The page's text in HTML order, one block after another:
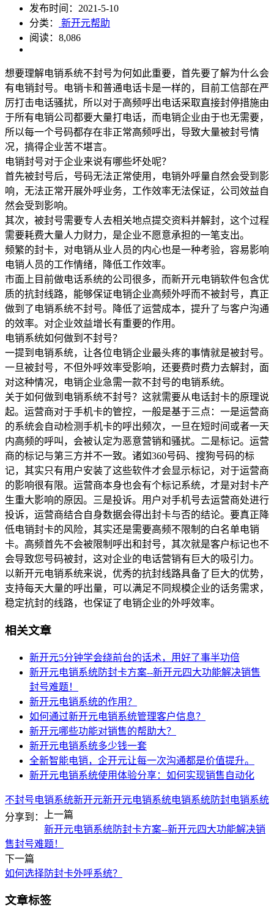
发布时间：2021-5-10
分类：
新开元帮助
阅读：8,086
想要理解电销系统不封号为何如此重要，首先要了解为什么会
有电销封号。电销卡和普通电话卡是一样的，目前工信部在严
厉打击电话骚扰，所以对于高频呼出电话采取直接封停措施由
于所有电销公司都要大量打电话，而电销企业由于也无需要，
所以每一个号码都存在非正常高频呼出，导致大量被封号情
况，搞得企业苦不堪言。
电销封号对于企业来说有哪些坏处呢？
首先被封号后，号码无法正常使用，电销外呼量自然会受到影
响，无法正常开展外呼业务，工作效率无法保证，公司效益自
然会受到影响。
其次，被封号需要专人去相关地点提交资料并解封，这个过程
需要耗费大量人力财力，是企业不愿意承担的一笔支出。
频繁的封卡，对电销从业人员的内心也是一种考验，容易影响
电销人员的工作情绪，降低工作效率。
市面上目前做电话系统的公司很多，而新开元电销软件包含优
质的抗封线路，能够保证电销企业高频外呼而不被封号，真正
做到了电销系统不封号。降低了运营成本，提升了与客户沟通
的效率。对企业效益增长有重要的作用。
电销系统如何做到不封号？
一提到电销系统，让各位电销企业最头疼的事情就是被封号。
一旦被封号，不但外呼效率受影响，还要费时费力去解封，面
对这种情况，电销企业急需一款不封号的电销系统。
关于如何做到电销系统不封号？这就需要从电话封卡的原理说
起。运营商对于手机卡的管控，一般是基于三点：一是运营商
的系统会自动检测手机卡的呼出频次，一旦在短时间或者一天
内高频的呼叫，会被认定为恶意营销和骚扰。二是标记。运营
商的标记与第三方并不一致。诸如360号码、搜狗号码的标
记，其实只有用户安装了这些软件才会显示标记，对于运营商
的影响很有限。运营商本身也会有个标记系统，才是对封卡产
生重大影响的原因。三是投诉。用户对手机号去运营商处进行
投诉，运营商结合自身数据会得出封卡与否的结论。要真正降
低电销封卡的风险，其实还是需要高频不限制的白名单电销
卡。高频首先不会被限制呼出和封号，其次就是客户标记也不
会导致您号码被封，这对企业的电话营销有巨大的吸引力。
以新开元电销系统来说，优秀的抗封线路具备了巨大的优势，
支持每天大量的呼出量，可以满足不同规模企业的话务需求，
稳定抗封的线路，也保证了电销企业的外呼效率。
相关文章
新开元5分钟学会绕前台的话术，用好了事半功倍
新开元电销系统防封卡方案--新开元四大功能解决销售
封号难题！
新开元电销系统的作用？
如何通过新开元电销系统管理客户信息？
新开元哪些功能对销售的帮助大？
新开元电销系统多少钱一套
全新智能电销，企开元让每一次沟通都是价值提升。
新开元电销系统使用体验分享：如何实现销售自动化
不封号电销系统新开元新开元电销系统电销系统防封电销系统
分享到：
上一篇
新开元电销系统防封卡方案--新开元四大功能解决销
售封号难题！
下一篇
如何选择防封卡外呼系统？
文章标签